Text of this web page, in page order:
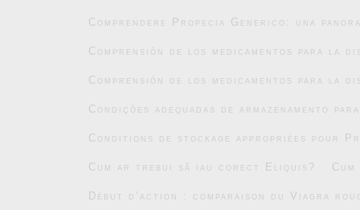
Comprendere Propecia Generico: una
Comprensión de los medicamentos para la
Comprensión de los medicamentos para la
Condições adequadas de armazenamento
Conditions de stockage appropriées pour
Cum ar trebui să iau corect Eliquis?
Début d’action : comparaison du Viagra